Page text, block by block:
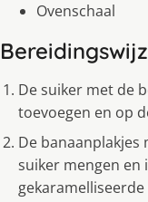
Ovenschaal
De suiker met de
toevoegen en op
De
suiker mengen en